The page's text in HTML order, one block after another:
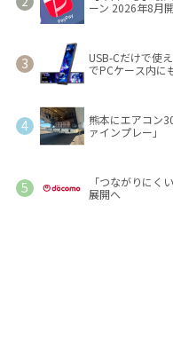
ーン 2026年8月
USB-Cだけで使
でPCケース内に
熊本にエアコン
ァインプレー」
「つながりに
展開へ